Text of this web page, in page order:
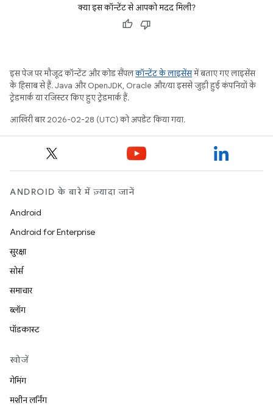
क्या इस कॉन्टेंट से आपको मदद मिली?
इस पेज पर मौजूद कॉन्टेंट और कोड सैंपलकॉन्टेंट के लाइसेंसमें बताए गए लाइसेंस
के हिसाब से हैं. Java और OpenJDK, Oracle और/या इससे जुड़ी हुई कंपनियों के
ट्रेडमार्क या रजिस्टर किए हुए ट्रेडमार्क हैं.
आखिरी बार 2026-02-28 (UTC) को अपडेट किया गया.
ANDROID के बारे में ज़्यादा जानें
Android
Android for Enterprise
सुरक्षा
सोर्स
समाचार
ब्लॉग
पॉडकास्ट
खोजें
गेमिंग
मशीन लर्निंग